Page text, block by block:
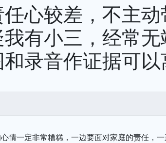
心较差，不主动
有小三，经常
录音作证据可以
情一定非常糟糕，一边要面对家庭的责任，